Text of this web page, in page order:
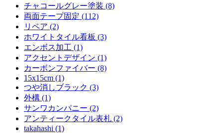
チャコールグレー塗装 (8)
両面テープ固定 (112)
リペア (2)
ホワイトタイル看板 (3)
エンボス加工 (1)
アクセントデザイン (1)
カーボンファイバー (8)
15x15cm (1)
つや消しブラック (3)
外構 (1)
サンワカンパニー (2)
アンティークタイル表札 (2)
takahashi (1)